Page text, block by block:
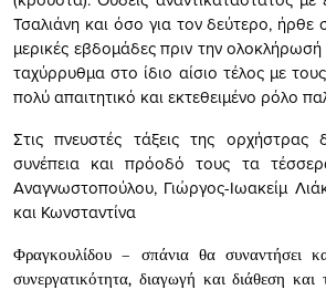
Τσαλιάνη και όσο για τον δεύτερο, ήρθε
μερικές εβδομάδες πριν την
ταχύρρυθμα στο ίδιο αίσιο τέλος με
πολύ απαιτητικό και εκτεθειμένο ρόλο
Στις πνευστές τάξεις της ορχήστρας
συνέπεια και πρόοδό τους τα
Αναγνωστοπούλου, Γιώργος-Ιωακείμ
και Κωνσταντίνα
Φραγκουλίδου – σπάνια θα συναντήσει
συνεργατικότητα, διαγωγή και διάθεση